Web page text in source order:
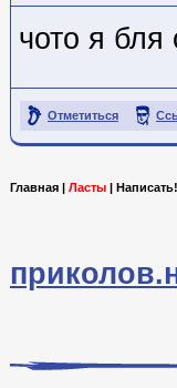
чото я бля
Отметиться
Главная | Ласты | Написать!